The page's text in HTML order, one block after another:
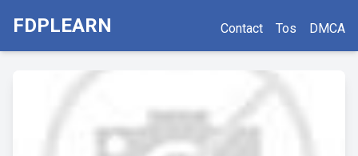
FDPLEARN Contact Tos DMCA